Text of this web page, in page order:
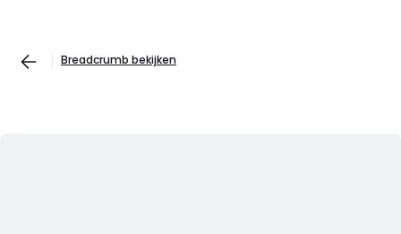
Breadcrumb bekijken